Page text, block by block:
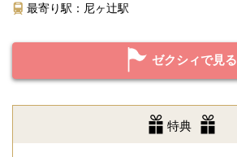
最寄り駅：尼ヶ辻駅
ゼクシィで見る
特典